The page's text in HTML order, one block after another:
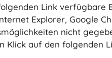
Link verfügbare
Explorer, Google
nicht
Klick auf den folgenden